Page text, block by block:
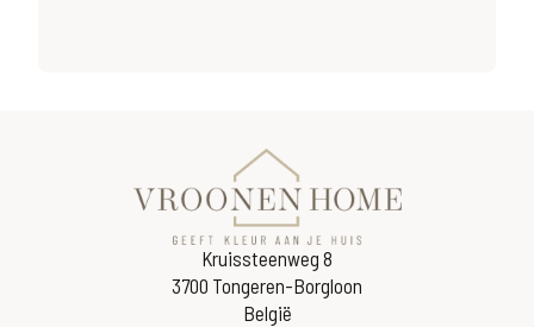
Kruissteenweg 8
3700 Tongeren-Borgloon
België